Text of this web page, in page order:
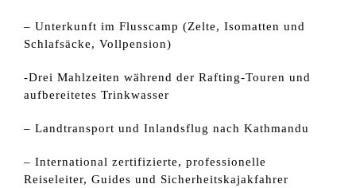
– Unterkunft im Flusscamp (Zelte, Isomatten und
Schlafsäcke, Vollpension)
-Drei Mahlzeiten während der Rafting-Touren und
aufbereitetes Trinkwasser
– Landtransport und Inlandsflug nach Kathmandu
– International zertifizierte, professionelle
Reiseleiter, Guides und Sicherheitskajakfahrer